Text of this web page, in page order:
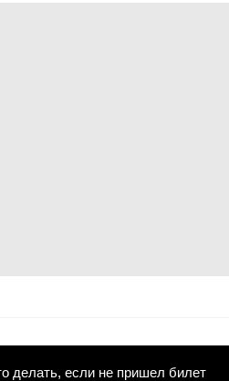
делать, если не пришел билет